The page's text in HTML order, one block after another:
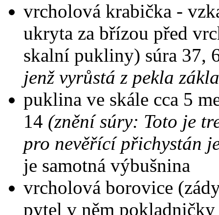
vrcholová krabička -
ukryta za břízou před
skalní pukliny) súra 37,
jenž vyrůstá z pekla
puklina ve skále cca 5
14 (znění súry: Toto je
pro nevěřící přichystán
je samotná výbušnina
vrcholová borovice
pytel v něm